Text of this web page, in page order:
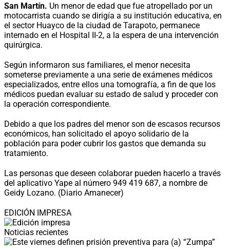
San Martín. Un menor de edad que fue atropellado por un
motocarrista cuando se dirigía a su institución educativa, en
el sector Huayco de la ciudad de Tarapoto, permanece
internado en el Hospital II-2, a la espera de una intervención
quirúrgica.
Según informaron sus familiares, el menor necesita
someterse previamente a una serie de exámenes médicos
especializados, entre ellos una tomografía, a fin de que los
médicos puedan evaluar su estado de salud y proceder con
la operación correspondiente.
Debido a que los padres del menor son de escasos recursos
económicos, han solicitado el apoyo solidario de la
población para poder cubrir los gastos que demanda su
tratamiento.
Las personas que deseen colaborar pueden hacerlo a través
del aplicativo Yape al número 949 419 687, a nombre de
Geidy Lozano. (Diario Amanecer)
EDICIÓN IMPRESA
Noticias recientes